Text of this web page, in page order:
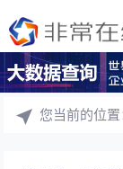
您当前的位